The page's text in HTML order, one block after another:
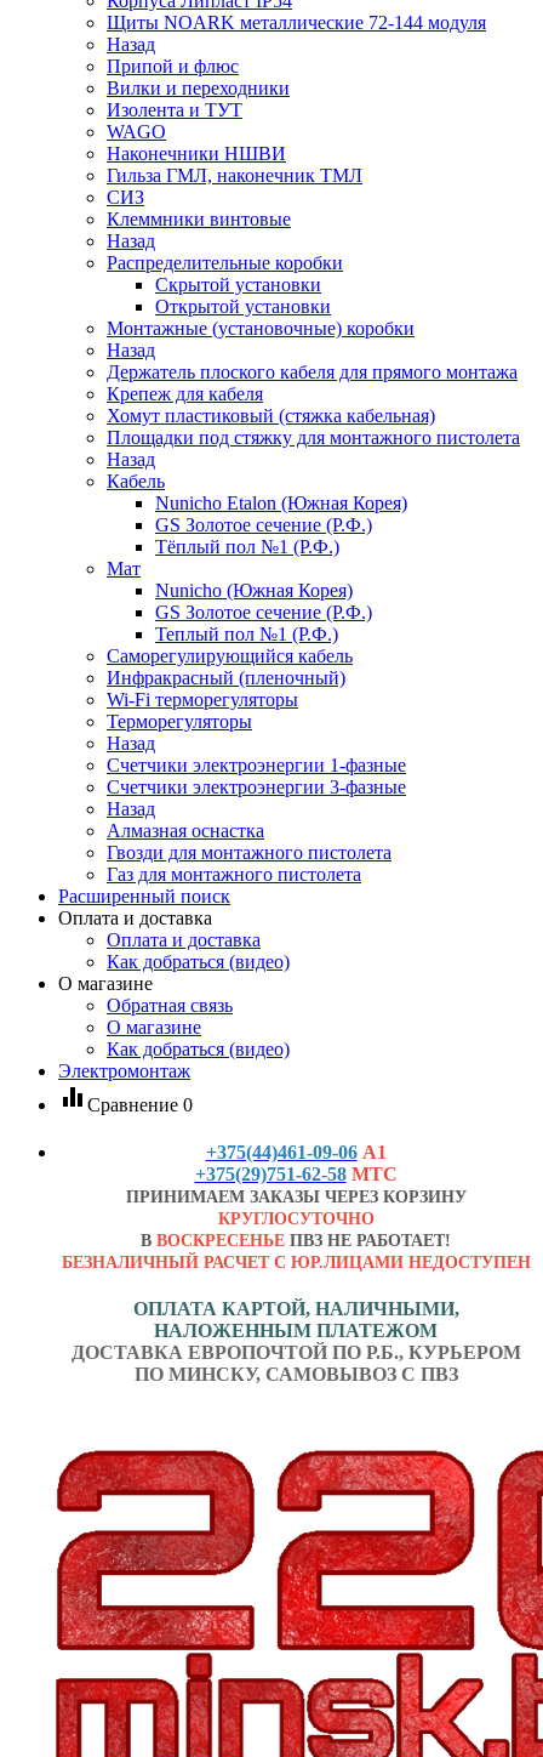
Щиты NOARK металлические 72-144 модуля
Назад
Припой и флюс
Вилки и переходники
Изолента и ТУТ
WAGO
Наконечники НШВИ
Гильза ГМЛ, наконечник ТМЛ
СИЗ
Клеммники винтовые
Назад
Распределительные коробки
Скрытой установки
Открытой установки
Монтажные (установочные) коробки
Назад
Держатель плоского кабеля для прямого монтажа
Крепеж для кабеля
Хомут пластиковый (стяжка кабельная)
Площадки под стяжку для монтажного пистолета
Назад
Кабель
Nunicho Etalon (Южная Корея)
GS Золотое сечение (Р.Ф.)
Тёплый пол №1 (Р.Ф.)
Мат
Nunicho (Южная Корея)
GS Золотое сечение (Р.Ф.)
Теплый пол №1 (Р.Ф.)
Саморегулирующийся кабель
Инфракрасный (пленочный)
Wi-Fi терморегуляторы
Терморегуляторы
Назад
Счетчики электроэнергии 1-фазные
Счетчики электроэнергии 3-фазные
Назад
Алмазная оснастка
Гвозди для монтажного пистолета
Газ для монтажного пистолета
Расширенный поиск
Оплата и доставка
Оплата и доставка
Как добраться (видео)
О магазине
Обратная связь
О магазине
Как добраться (видео)
Электромонтаж
equalizer Сравнение 0
+375(44)461-09-06 А1
+375(29)751-62-58 МТС
ПРИНИМАЕМ ЗАКАЗЫ ЧЕРЕЗ КОРЗИНУ
КРУГЛОСУТОЧНО
В ВОСКРЕСЕНЬЕ ПВЗ НЕ РАБОТАЕТ!
БЕЗНАЛИЧНЫЙ РАСЧЕТ С ЮР.ЛИЦАМИ НЕДОСТУПЕН
ОПЛАТА КАРТОЙ, НАЛИЧНЫМИ,
НАЛОЖЕННЫМ ПЛАТЕЖОМ
ДОСТАВКА ЕВРОПОЧТОЙ ПО Р.Б., КУРЬЕРОМ
ПО МИНСКУ, САМОВЫВОЗ С ПВЗ